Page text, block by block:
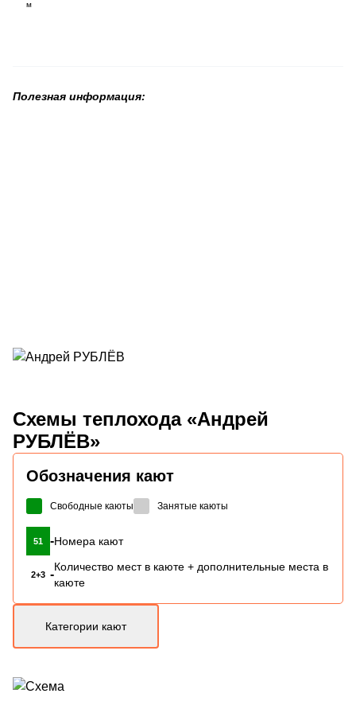
м
Полезная информация:
Схемы теплохода «Андрей
РУБЛЁВ»
Обозначения кают
Свободные каюты Занятые каюты
51 -Номера кают
2+3 -
Количество мест в каюте + дополнительные места в
каюте
Категории кают